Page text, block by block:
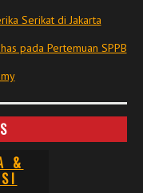
Serikat di Jakarta
pada Pertemuan SPPB
&